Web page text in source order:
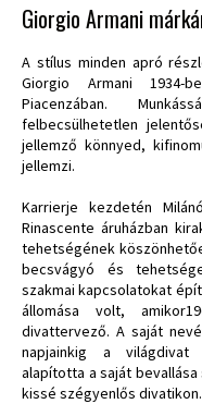
Giorgio Armani
A stílus minden apró
Giorgio Armani 1934-
Piacenzában.
felbecsülhetetlen
jellemző könnyed,
jellemzi.
Karrierje kezdetén
Rinascente áruházban
tehetségének
becsvágyó és
szakmai kapcsolatokat
állomása volt,
divattervező. A saját
napjainkig a világdivat
alapította a saját
kissé szégyenlős divatikon.